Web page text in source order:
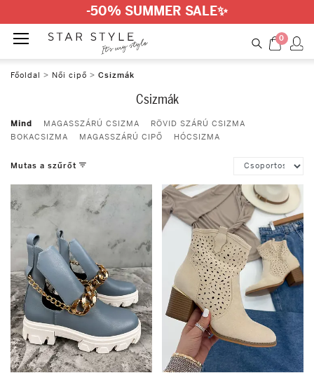
-50% SUMMER SALE✨
0
Főoldal > Női cipő > Csizmák
Csizmák
Mind MAGASSZÁRÚ CSIZMA
RÖVID SZÁRÚ CSIZMA
BOKACSIZMA
MAGASSZÁRÚ CIPŐ HÓCSIZMA
Mutas a szűrőt
Szín
White
Black
Beige
Blue
Green
Brown
Khaki
Burgundy
Grey
Gold
Champagne
Méret
35
36
39
40